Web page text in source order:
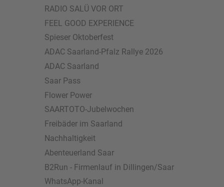
RADIO SALÜ VOR ORT
FEEL GOOD EXPERIENCE
Spieser Oktoberfest
ADAC Saarland-Pfalz Rallye 2026
ADAC Saarland
Saar Pass
Flower Power
SAARTOTO-Jubelwochen
Freibäder im Saarland
Nachhaltigkeit
Abenteuerland Saar
B2Run - Firmenlauf in Dillingen/Saar
WhatsApp-Kanal